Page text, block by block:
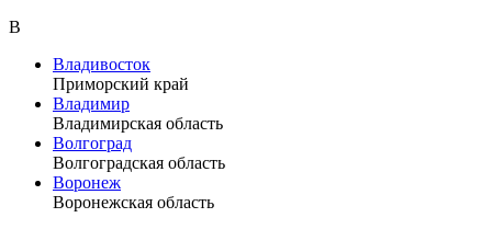
В
Владивосток
Приморский край
Владимир
Владимирская область
Волгоград
Волгоградская область
Воронеж
Воронежская область